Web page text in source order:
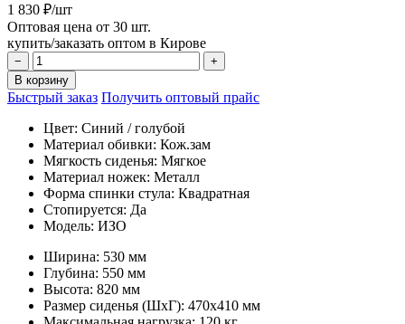
1 830 ₽/шт
Оптовая цена от 30 шт.
купить/заказать оптом в Кирове
−
+
В корзину
Быстрый заказ Получить оптовый прайс
Цвет: Синий / голубой
Материал обивки: Кож.зам
Мягкость сиденья: Мягкое
Материал ножек: Металл
Форма спинки стула: Квадратная
Стопируется: Да
Модель: ИЗО
Ширина: 530 мм
Глубина: 550 мм
Высота: 820 мм
Размер сиденья (ШxГ): 470x410 мм